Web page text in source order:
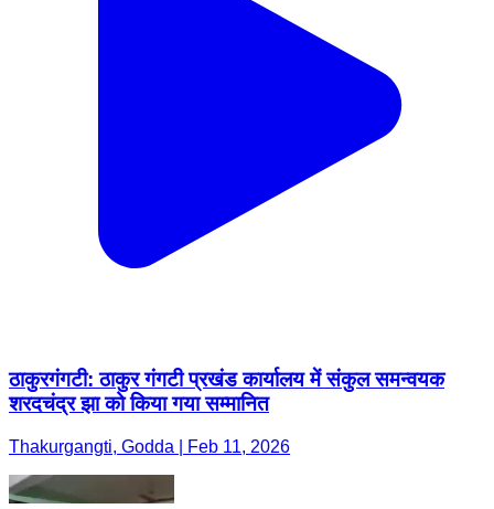
ठाकुरगंगटी: ठाकुर गंगटी प्रखंड कार्यालय में संकुल समन्वयक
शरदचंद्र झा को किया गया सम्मानित
Thakurgangti, Godda | Feb 11, 2026